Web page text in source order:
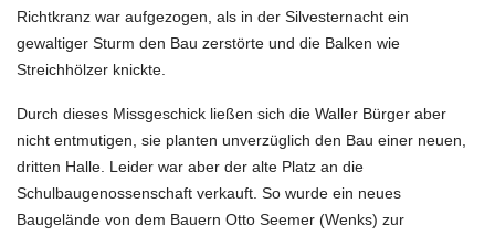
Richtkranz war aufgezogen, als in der Silvesternacht ein
gewaltiger Sturm den Bau zerstörte und die Balken wie
Streichhölzer knickte.
Durch dieses Missgeschick ließen sich die Waller Bürger aber
nicht entmutigen, sie planten unverzüglich den Bau einer neuen,
dritten Halle. Leider war aber der alte Platz an die
Schulbaugenossenschaft verkauft. So wurde ein neues
Baugelände von dem Bauern Otto Seemer (Wenks) zur